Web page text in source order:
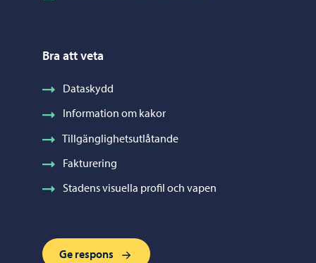
Bra att veta
Dataskydd
Information om kakor
Tillgänglighetsutlåtande
Fakturering
Stadens visuella profil och vapen
Ge respons